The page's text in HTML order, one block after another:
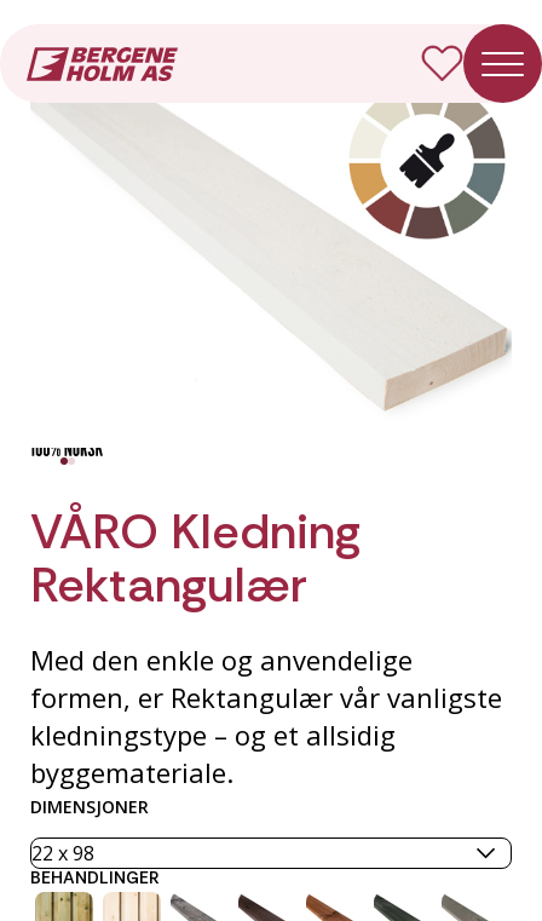
VÅRO Kledning
Rektangulær
Med den enkle og anvendelige
formen, er Rektangulær vår vanligste
kledningstype – og et allsidig
byggemateriale.
DIMENSJONER
BEHANDLINGER